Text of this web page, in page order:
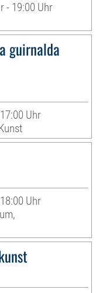
- 19:00 Uhr
guirnalda
Uhr
Uhr